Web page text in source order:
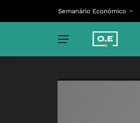
Semanário Económico